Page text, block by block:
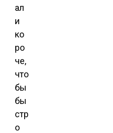
ал
и
ко
ро
че,
что
бы
бы
стр
о